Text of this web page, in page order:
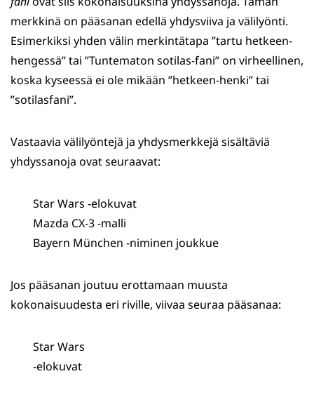
merkkinä on pääsanan edellä yhdysviiva ja välilyönti.
Esimerkiksi yhden välin merkintätapa ”tartu hetkeen-
hengessä” tai ”Tuntematon sotilas-fani” on virheellinen,
koska kyseessä ei ole mikään ”hetkeen-henki” tai
”sotilasfani”.
Vastaavia välilyöntejä ja yhdysmerkkejä sisältäviä
yhdyssanoja ovat seuraavat:
Star Wars -elokuvat
Mazda CX-3 -malli
Bayern München -niminen joukkue
Jos pääsanan joutuu erottamaan muusta
kokonaisuudesta eri riville, viivaa seuraa pääsanaa:
Star Wars
-elokuvat